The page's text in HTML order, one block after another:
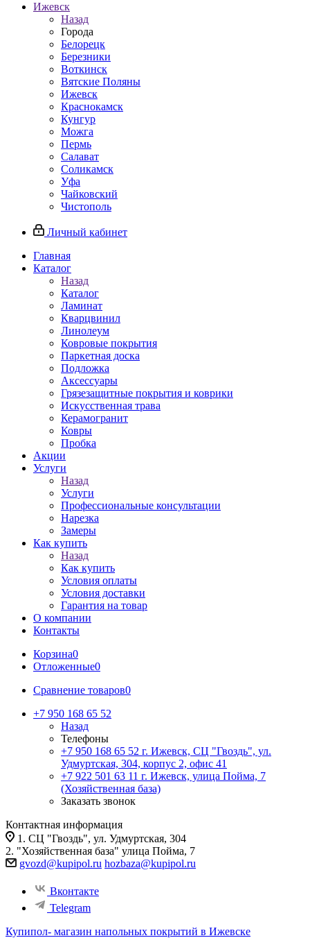
Ижевск
Назад
Города
Белорецк
Березники
Воткинск
Вятские Поляны
Ижевск
Краснокамск
Кунгур
Можга
Пермь
Салават
Соликамск
Уфа
Чайковский
Чистополь
Личный кабинет
Главная
Каталог
Назад
Каталог
Ламинат
Кварцвинил
Линолеум
Ковровые покрытия
Паркетная доска
Подложка
Аксессуары
Грязезащитные покрытия и коврики
Искусственная трава
Керамогранит
Ковры
Пробка
Акции
Услуги
Назад
Услуги
Профессиональные консультации
Нарезка
Замеры
Как купить
Назад
Как купить
Условия оплаты
Условия доставки
Гарантия на товар
О компании
Контакты
Корзина0
Отложенные0
Сравнение товаров0
+7 950 168 65 52
Назад
Телефоны
+7 950 168 65 52 г. Ижевск, СЦ "Гвоздь", ул.
Удмуртская, 304, корпус 2, офис 41
+7 922 501 63 11 г. Ижевск, улица Пойма, 7
(Хозяйственная база)
Заказать звонок
Контактная информация
1. СЦ "Гвоздь", ул. Удмуртская, 304
2. "Хозяйственная база" улица Пойма, 7
gvozd@kupipol.ru hozbaza@kupipol.ru
Вконтакте
Telegram
Купипол- магазин напольных покрытий в Ижевске